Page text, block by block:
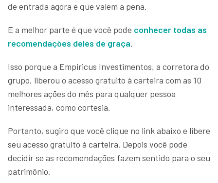
de entrada agora e que valem a pena.
E a melhor parte é que você pode conhecer todas as
recomendações deles de graça.
Isso porque a Empiricus Investimentos, a corretora do
grupo, liberou o acesso gratuito à carteira com as 10
melhores ações do mês para qualquer pessoa
interessada, como cortesia.
Portanto, sugiro que você clique no link abaixo e libere
seu acesso gratuito à carteira. Depois você pode
decidir se as recomendações fazem sentido para o seu
patrimônio.